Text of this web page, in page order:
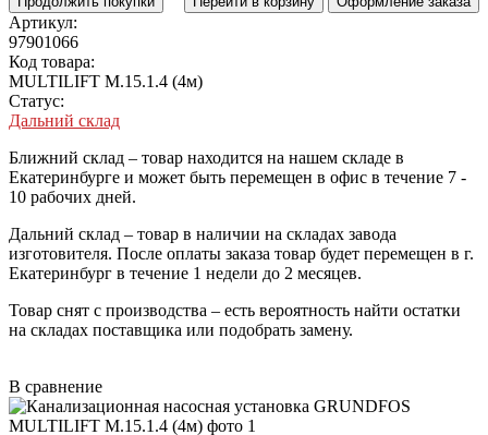
Артикул:
97901066
Код товара:
MULTILIFT M.15.1.4 (4м)
Статус:
Дальний склад
Ближний склад – товар находится на нашем складе в
Екатеринбурге и может быть перемещен в офис в течение 7 -
10 рабочих дней.
Дальний склад – товар в наличии на складах завода
изготовителя. После оплаты заказа товар будет перемещен в г.
Екатеринбург в течение 1 недели до 2 месяцев.
Товар снят с производства – есть вероятность найти остатки
на складах поставщика или подобрать замену.
В сравнение